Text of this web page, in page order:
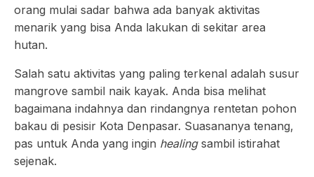
orang mulai sadar bahwa ada banyak aktivitas
menarik yang bisa Anda lakukan di sekitar area
hutan.
Salah satu aktivitas yang paling terkenal adalah susur
mangrove sambil naik kayak. Anda bisa melihat
bagaimana indahnya dan rindangnya rentetan pohon
bakau di pesisir Kota Denpasar. Suasananya tenang,
pas untuk Anda yang ingin healingsambil istirahat
sejenak.